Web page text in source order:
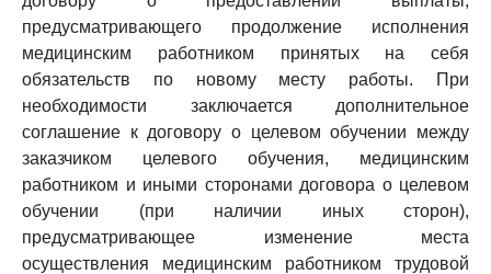
предусматривающего продолжение исполнения
медицинским работником принятых на себя
обязательств по новому месту работы. При
необходимости заключается дополнительное
соглашение к договору о целевом обучении между
заказчиком целевого обучения, медицинским
работником и иными сторонами договора о целевом
обучении (при наличии иных сторон),
предусматривающее изменение места
осуществления медицинским работником трудовой